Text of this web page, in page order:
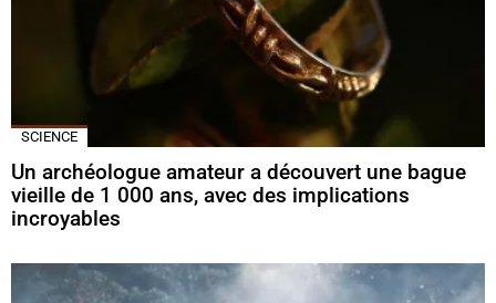
SCIENCE
Un archéologue amateur a découvert une bague
vieille de 1 000 ans, avec des implications
incroyables